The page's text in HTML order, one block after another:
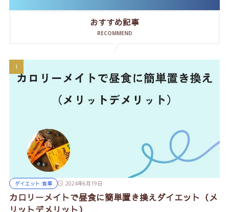
おすすめ記事
RECOMMEND
ダイエット 食事 2024年6月19日
カロリーメイトで昼食に簡単置き換えダイエット（メ
リットデメリット）